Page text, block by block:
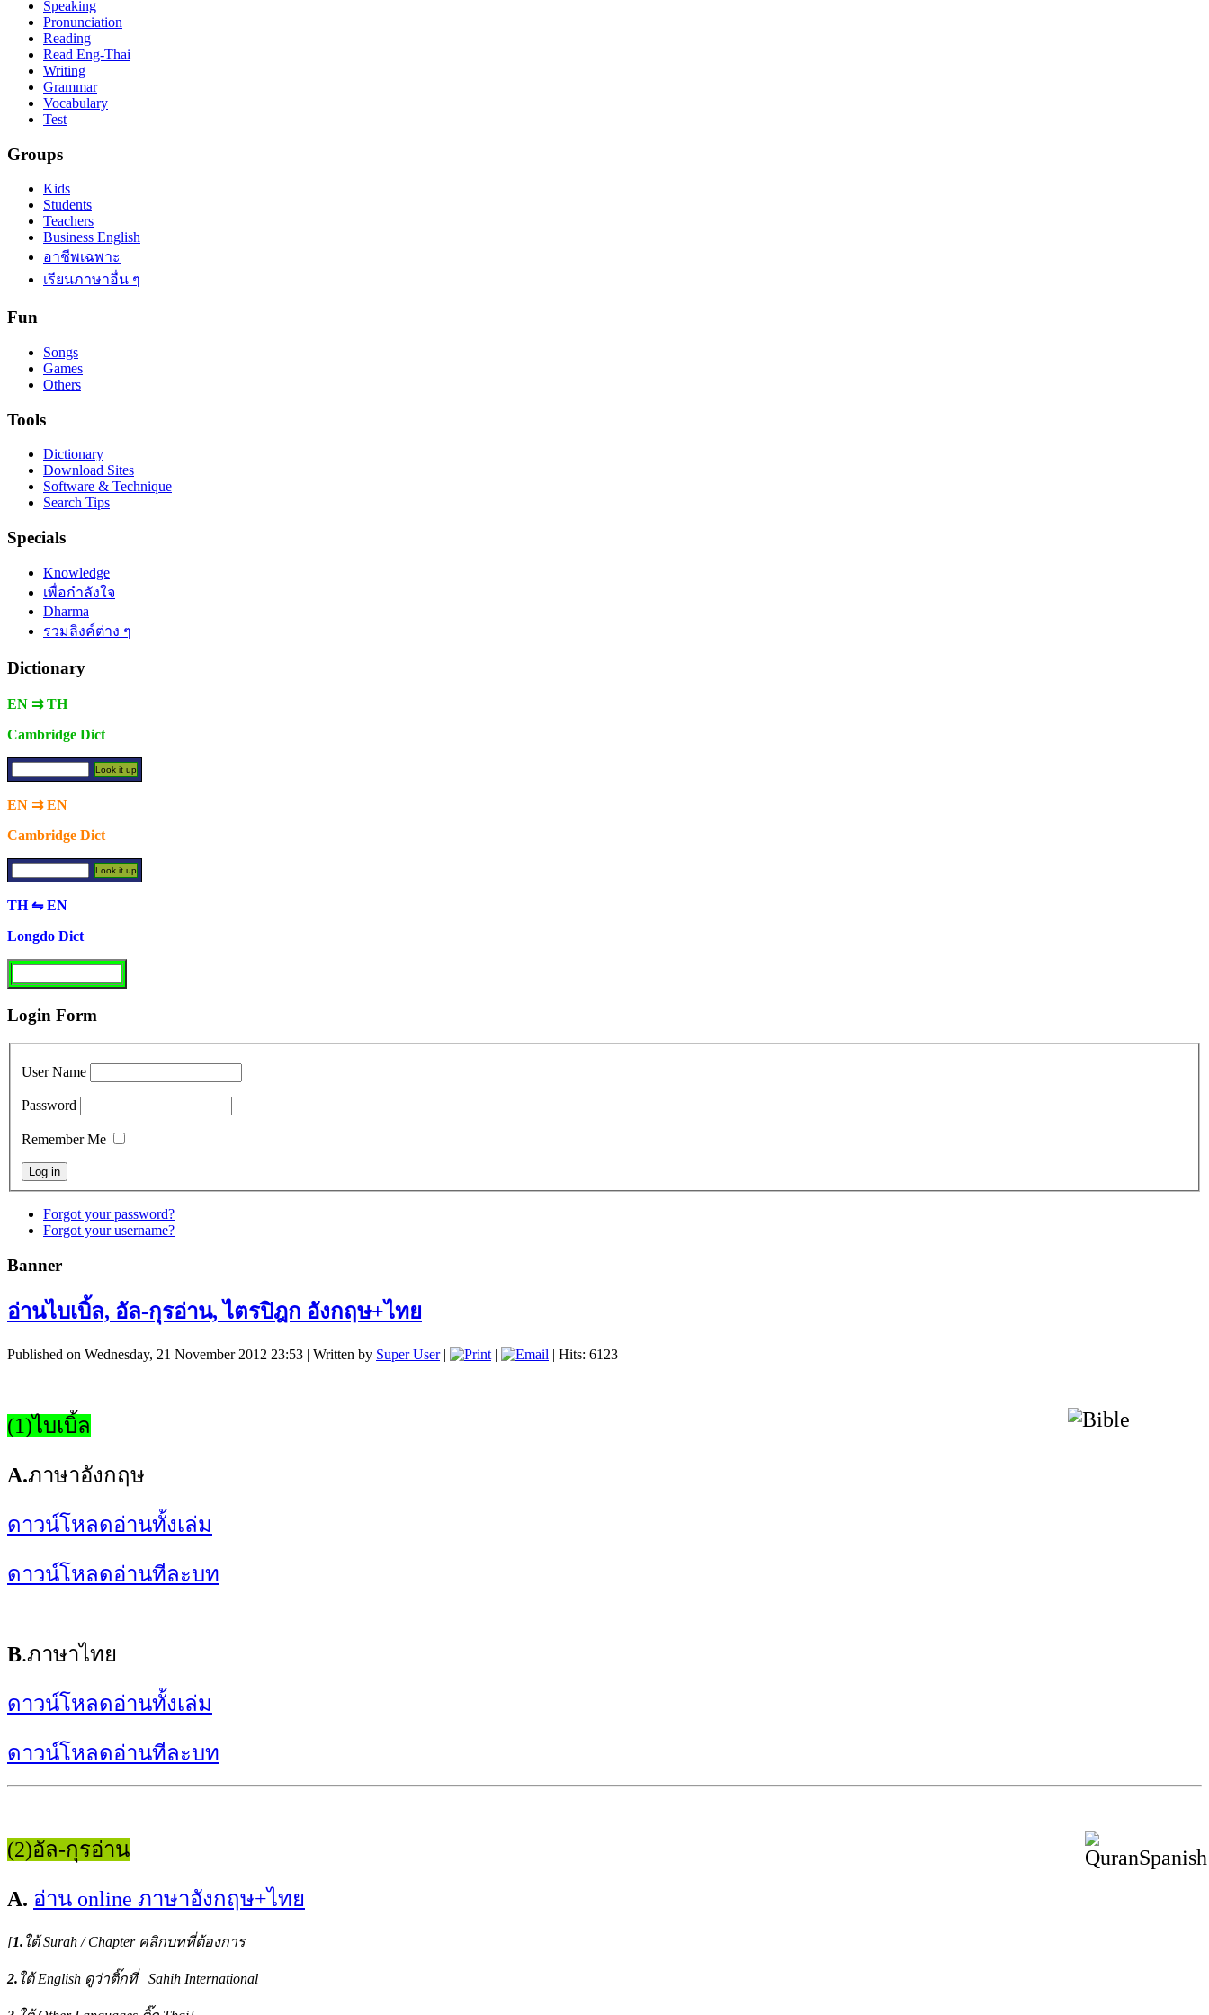
Speaking
Pronunciation
Reading
Read Eng-Thai
Writing
Grammar
Vocabulary
Test
Groups
Kids
Students
Teachers
Business English
อาชีพเฉพาะ
เรียนภาษาอื่น ๆ
Fun
Songs
Games
Others
Tools
Dictionary
Download Sites
Software & Technique
Search Tips
Specials
Knowledge
เพื่อกำลังใจ
Dharma
รวมลิงค์ต่าง ๆ
Dictionary
EN ⇉ TH
Cambridge Dict
EN ⇉ EN
Cambridge Dict
TH ⇋ EN
Longdo Dict
Login Form
User Name
Password
Remember Me
Forgot your password?
Forgot your username?
Banner
อ่านไบเบิ้ล, อัล-กุรอ่าน, ไตรปิฎก อังกฤษ+ไทย
Published on Wednesday, 21 November 2012 23:53 | Written by Super User| | | Hits: 6123
(1)ไบเบิ้ล
A.ภาษาอังกฤษ
ดาวน์โหลดอ่านทั้งเล่ม
ดาวน์โหลดอ่านทีละบท
B.ภาษาไทย
ดาวน์โหลดอ่านทั้งเล่ม
ดาวน์โหลดอ่านทีละบท
(2)อัล-กุรอ่าน
A. อ่าน online ภาษาอังกฤษ+ไทย
[1. ใต้ Surah / Chapter คลิกบทที่ต้องการ
2. ใต้ English ดูว่าติ๊กที่ Sahih International